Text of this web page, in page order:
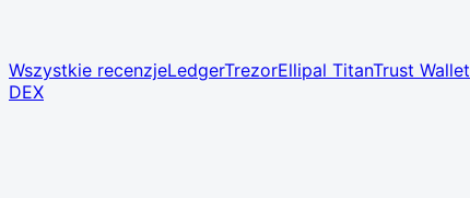
Wszystkie recenzjeLedgerTrezorEllipal TitanTrust Wallet
DEX